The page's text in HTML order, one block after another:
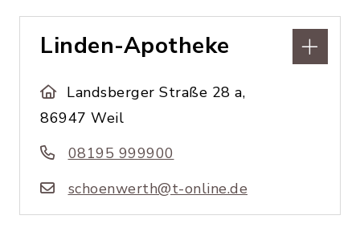
Linden-Apotheke
Landsberger Straße 28 a,
86947 Weil
08195 999900
schoenwerth@t-online.de